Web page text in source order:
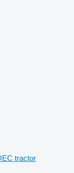
tractor